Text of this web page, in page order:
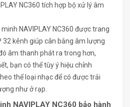
NC360 tích hợp bộ xử lý âm
NAVIPLAY NC360 được trang
32 kênh giúp cân bằng âm lượng
âm thanh phát ra trong hơn,
bạn có thể tùy ý hiệu chỉnh
thể loại nhạc để có được trải
như ở rạp.
NAVIPLAY NC360 bảo hành